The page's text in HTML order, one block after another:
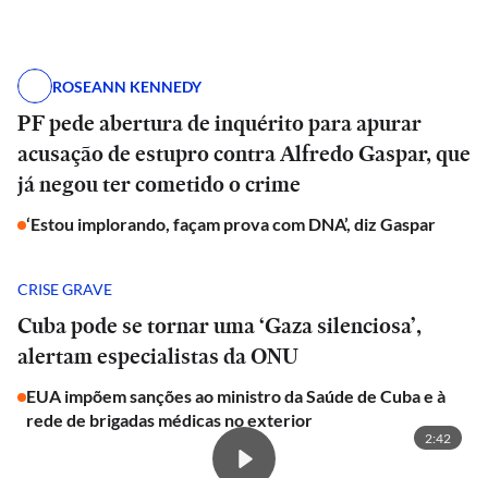
ROSEANN KENNEDY
PF pede abertura de inquérito para apurar
acusação de estupro contra Alfredo Gaspar, que
já negou ter cometido o crime
‘Estou implorando, façam prova com DNA’, diz Gaspar
CRISE GRAVE
Cuba pode se tornar uma ‘Gaza silenciosa’,
alertam especialistas da ONU
EUA impõem sanções ao ministro da Saúde de Cuba e à
rede de brigadas médicas no exterior
2:42